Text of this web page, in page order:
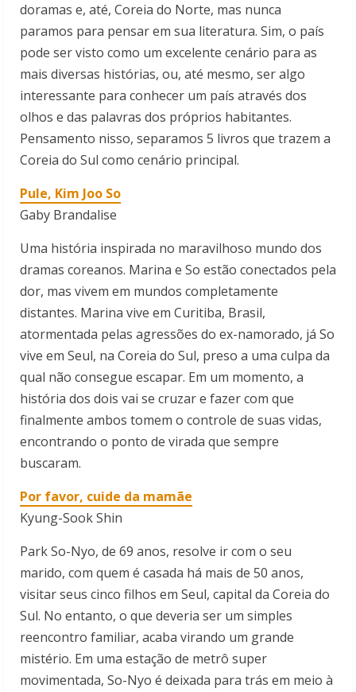
doramas e, até, Coreia do Norte, mas nunca
paramos para pensar em sua literatura. Sim, o país
pode ser visto como um excelente cenário para as
mais diversas histórias, ou, até mesmo, ser algo
interessante para conhecer um país através dos
olhos e das palavras dos próprios habitantes.
Pensamento nisso, separamos 5 livros que trazem a
Coreia do Sul como cenário principal.
Pule, Kim Joo So
Gaby Brandalise
Uma história inspirada no maravilhoso mundo dos
dramas coreanos. Marina e So estão conectados pela
dor, mas vivem em mundos completamente
distantes. Marina vive em Curitiba, Brasil,
atormentada pelas agressões do ex-namorado, já So
vive em Seul, na Coreia do Sul, preso a uma culpa da
qual não consegue escapar. Em um momento, a
história dos dois vai se cruzar e fazer com que
finalmente ambos tomem o controle de suas vidas,
encontrando o ponto de virada que sempre
buscaram.
Por favor, cuide da mamãe
Kyung-Sook Shin
Park So-Nyo, de 69 anos, resolve ir com o seu
marido, com quem é casada há mais de 50 anos,
visitar seus cinco filhos em Seul, capital da Coreia do
Sul. No entanto, o que deveria ser um simples
reencontro familiar, acaba virando um grande
mistério. Em uma estação de metrô super
movimentada, So-Nyo é deixada para trás em meio à